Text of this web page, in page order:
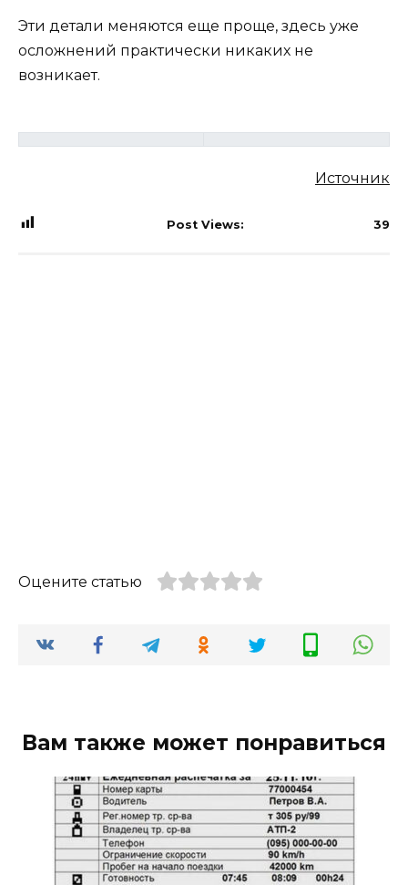
Эти детали меняются еще проще, здесь уже
осложнений практически никаких не
возникает.
Источник
Post Views: 39
Оцените статью
Вам также может понравиться